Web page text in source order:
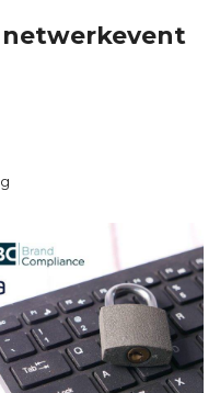
netwerkevent